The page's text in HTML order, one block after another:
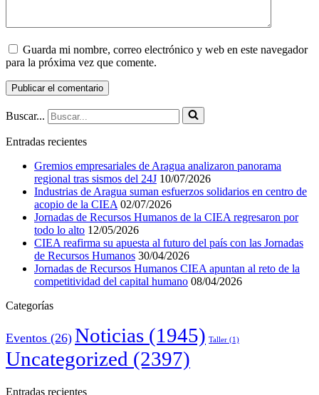
Guarda mi nombre, correo electrónico y web en este navegador
para la próxima vez que comente.
Buscar...
Entradas recientes
Gremios empresariales de Aragua analizaron panorama
regional tras sismos del 24J 10/07/2026
Industrias de Aragua suman esfuerzos solidarios en centro de
acopio de la CIEA 02/07/2026
Jornadas de Recursos Humanos de la CIEA regresaron por
todo lo alto 12/05/2026
CIEA reafirma su apuesta al futuro del país con las Jornadas
de Recursos Humanos 30/04/2026
Jornadas de Recursos Humanos CIEA apuntan al reto de la
competitividad del capital humano 08/04/2026
Categorías
Eventos (26) Noticias (1945) Taller (1)
Uncategorized (2397)
Entradas recientes